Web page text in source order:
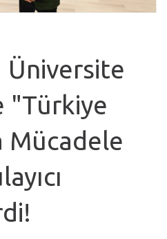
Üniversite
"Türkiye
Mücadele